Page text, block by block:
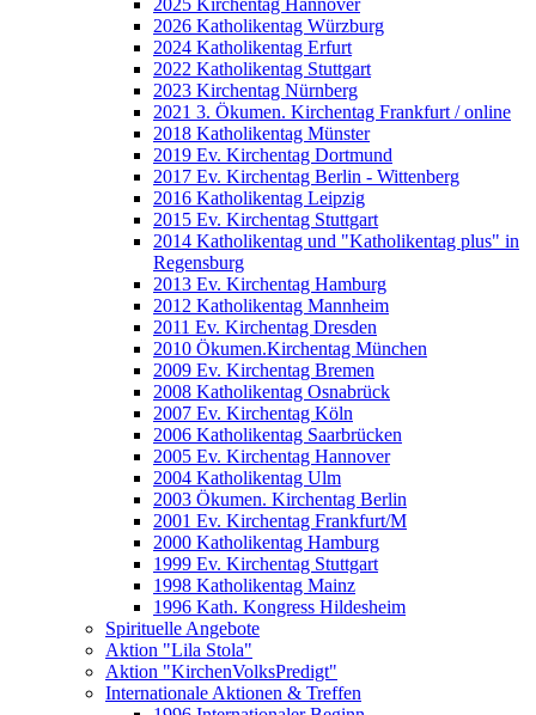
2025 Kirchentag Hannover
2026 Katholikentag Würzburg
2024 Katholikentag Erfurt
2022 Katholikentag Stuttgart
2023 Kirchentag Nürnberg
2021 3. Ökumen. Kirchentag Frankfurt / online
2018 Katholikentag Münster
2019 Ev. Kirchentag Dortmund
2017 Ev. Kirchentag Berlin - Wittenberg
2016 Katholikentag Leipzig
2015 Ev. Kirchentag Stuttgart
2014 Katholikentag und "Katholikentag plus" in
Regensburg
2013 Ev. Kirchentag Hamburg
2012 Katholikentag Mannheim
2011 Ev. Kirchentag Dresden
2010 Ökumen.Kirchentag München
2009 Ev. Kirchentag Bremen
2008 Katholikentag Osnabrück
2007 Ev. Kirchentag Köln
2006 Katholikentag Saarbrücken
2005 Ev. Kirchentag Hannover
2004 Katholikentag Ulm
2003 Ökumen. Kirchentag Berlin
2001 Ev. Kirchentag Frankfurt/M
2000 Katholikentag Hamburg
1999 Ev. Kirchentag Stuttgart
1998 Katholikentag Mainz
1996 Kath. Kongress Hildesheim
Spirituelle Angebote
Aktion "Lila Stola"
Aktion "KirchenVolksPredigt"
Internationale Aktionen & Treffen